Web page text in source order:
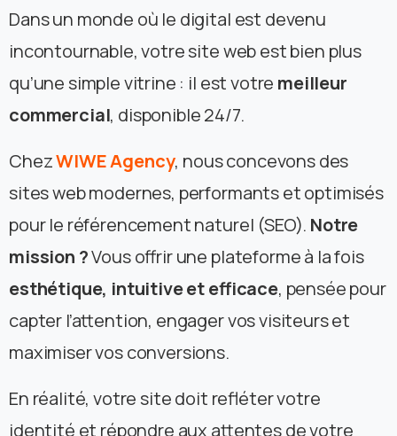
Dans un monde où le digital est devenu
incontournable, votre site web est bien plus
qu’une simple vitrine : il est votre meilleur
commercial, disponible 24/7.
ChezWIWE Agency, nous concevons des
sites web modernes, performants et optimisés
pour le référencement naturel (SEO). Notre
mission ?Vous offrir une plateforme à la fois
esthétique, intuitive et efficace, pensée pour
capter l’attention, engager vos visiteurs et
maximiser vos conversions.
En réalité, votre site doit refléter votre
identité et répondre aux attentes de votre